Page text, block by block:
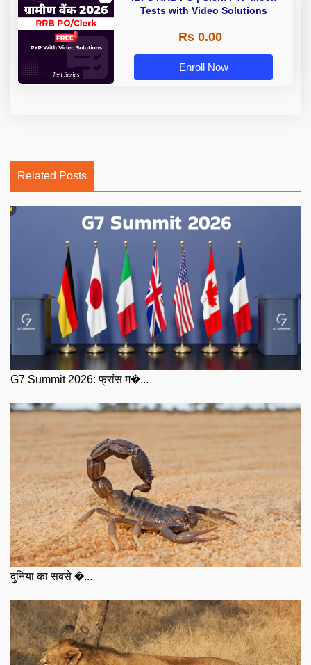
Tests with Video Solutions
Rs 0.00
Enroll Now
Related Posts
G7 Summit 2026: फ्रांस म�...
दुनिया का सबसे �...